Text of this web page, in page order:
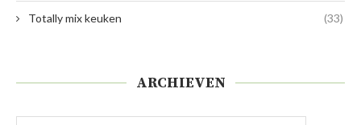
Totally mix keuken (33)
ARCHIEVEN